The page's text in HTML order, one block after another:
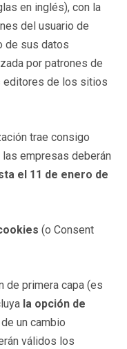
en inglés), con la
del usuario de
de sus datos
por patrones de
editores de los sitios
trae consigo
empresas deberán
el 11 de enero de
(o Consent
de primera capa (es
la opción de
un cambio
válidos los